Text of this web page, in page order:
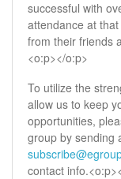
successful with
attendance at
from their friends
<o:p></o:p>
To utilize the
allow us to keep
opportunities,
group by sending
contact